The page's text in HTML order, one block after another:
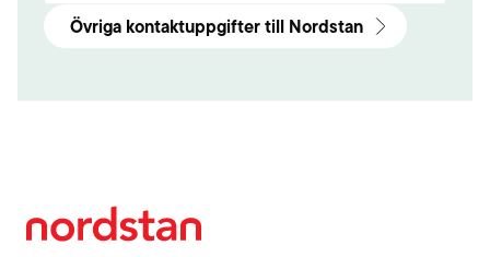
info@parkman.nu
08-734 90 00
Övriga kontaktuppgifter till Nordstan